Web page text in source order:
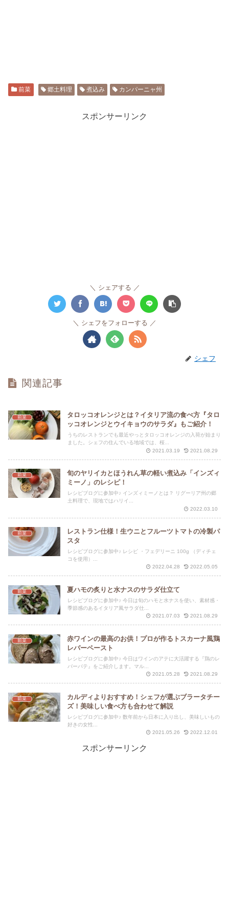
前菜 郷土料理 煮込み カンパーニャ州
スポンサーリンク
シェアする
シェフをフォローする
シェフ
関連記事
前菜
タロッコオレンジとは？イタリア流の食べ方『タロ
ッコオレンジとウイキョウのサラダ』もご紹介！
うちのレストランでも最近やっとタロッコオレンジの入荷が始まり
ました。シェフの住んでいる地域では、桜...
2021.03.19
2021.08.29
前菜
旬のヤリイカとほうれん草の軽い煮込み「インズィ
ミーノ」のレシピ！
レシピブログに参加中♪ インズィミーノとは？ リグーリア州の郷
土料理で、現地ではハリイ...
2022.03.10
前菜
レストラン仕様！生ウニとフルーツトマトの冷製パ
スタ
レシピブログに参加中♪ レシピ ・フェデリーニ 100g （ディチェ
コを使用）...
2022.04.28
2022.05.05
前菜 夏ハモの炙りと水ナスのサラダ仕立て
レシピブログに参加中♪ 今日は旬のハモと水ナスを使い、素材感・
季節感のあるイタリア風サラダ仕...
2021.07.03
2021.08.29
前菜
赤ワインの最高のお供！プロが作るトスカーナ風鶏
レバーペースト
レシピブログに参加中♪ 今日はワインのアテに大活躍する『鶏のレ
バーパテ』をご紹介します。マル...
2021.05.28
2021.08.29
前菜
カルディよりおすすめ！シェフが選ぶブラータチー
ズ！美味しい食べ方も合わせて解説
レシピブログに参加中♪ 数年前から日本に入り出し、美味しいもの
好きの女性...
2021.05.26
2022.12.01
スポンサーリンク